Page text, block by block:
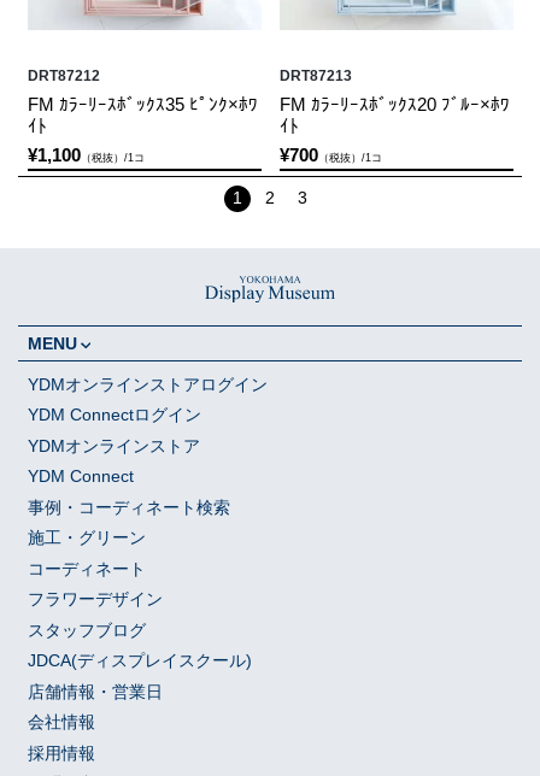
DRT87212
FM ｶﾗｰﾘｰｽﾎﾞｯｸｽ35 ﾋﾟﾝｸ×ﾎﾜ
ｲﾄ
¥1,100（税抜）/1コ
DRT87213
FM ｶﾗｰﾘｰｽﾎﾞｯｸｽ20 ﾌﾞﾙｰ×ﾎﾜ
ｲﾄ
¥700（税抜）/1コ
1 2 3
MENU
YDMオンラインストアログイン
YDM Connectログイン
YDMオンラインストア
YDM Connect
事例・コーディネート検索
施工・グリーン
コーディネート
フラワーデザイン
スタッフブログ
JDCA(ディスプレイスクール)
店舗情報・営業日
会社情報
採用情報